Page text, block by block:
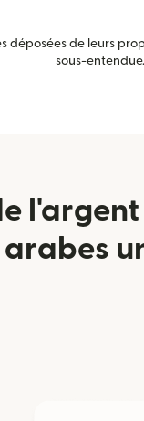
déposées de leurs
sous-entendue.
arabes
une nouvelle
une nouvelle